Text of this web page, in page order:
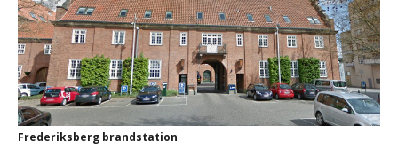
Frederiksberg brandstation